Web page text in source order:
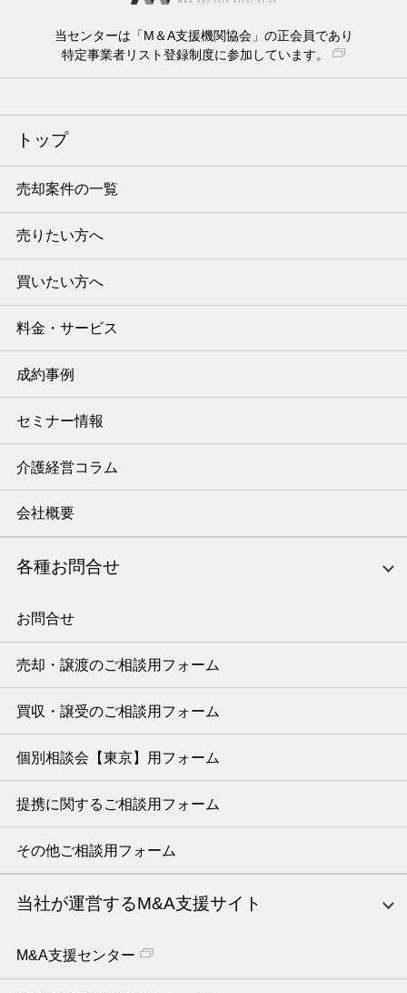
当センターは「M＆A支援機関協会」の正会員であり
特定事業者リスト登録制度に参加しています。
トップ
売却案件の一覧
売りたい方へ
買いたい方へ
料金・サービス
成約事例
セミナー情報
介護経営コラム
会社概要
各種お問合せ
お問合せ
売却・譲渡のご相談用フォーム
買収・譲受のご相談用フォーム
個別相談会【東京】用フォーム
提携に関するご相談用フォーム
その他ご相談用フォーム
当社が運営するM&A支援サイト
M&A支援センター